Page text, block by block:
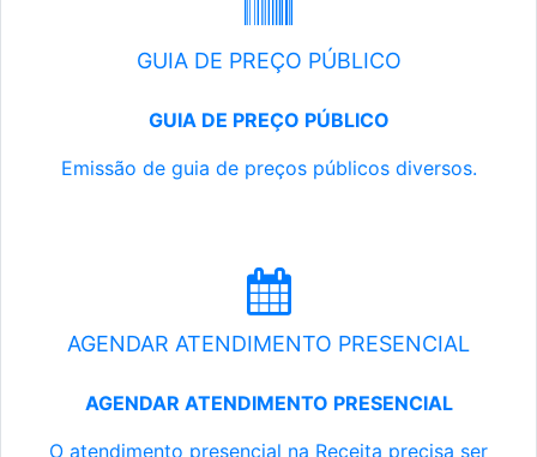
GUIA DE PREÇO PÚBLICO
GUIA DE PREÇO PÚBLICO
Emissão de guia de preços públicos diversos.
AGENDAR ATENDIMENTO PRESENCIAL
AGENDAR ATENDIMENTO PRESENCIAL
O atendimento presencial na Receita precisa ser